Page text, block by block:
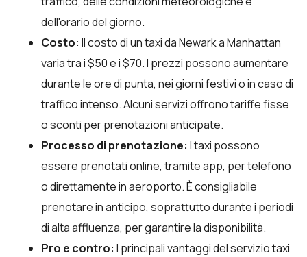
dell'orario del giorno.
Costo: Il costo di un taxi da Newark a Manhattan
varia tra i $50 e i $70. I prezzi possono aumentare
durante le ore di punta, nei giorni festivi o in caso di
traffico intenso. Alcuni servizi offrono tariffe fisse
o sconti per prenotazioni anticipate.
Processo di prenotazione: I taxi possono
essere prenotati online, tramite app, per telefono
o direttamente in aeroporto. È consigliabile
prenotare in anticipo, soprattutto durante i periodi
di alta affluenza, per garantire la disponibilità.
Pro e contro: I principali vantaggi del servizio taxi